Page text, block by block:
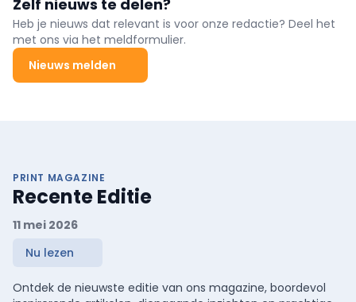
uitdagende economische omstandigheden zet het familiebedrijf
zijn duurzaamheidsbeleid verder.
Zelf nieuws te delen?
Heb je nieuws dat relevant is voor onze redactie? Deel het
met ons via het meldformulier.
Nieuws melden
PRINT MAGAZINE
Recente Editie
11 mei 2026
Nu lezen
Ontdek de nieuwste editie van ons magazine, boordevol